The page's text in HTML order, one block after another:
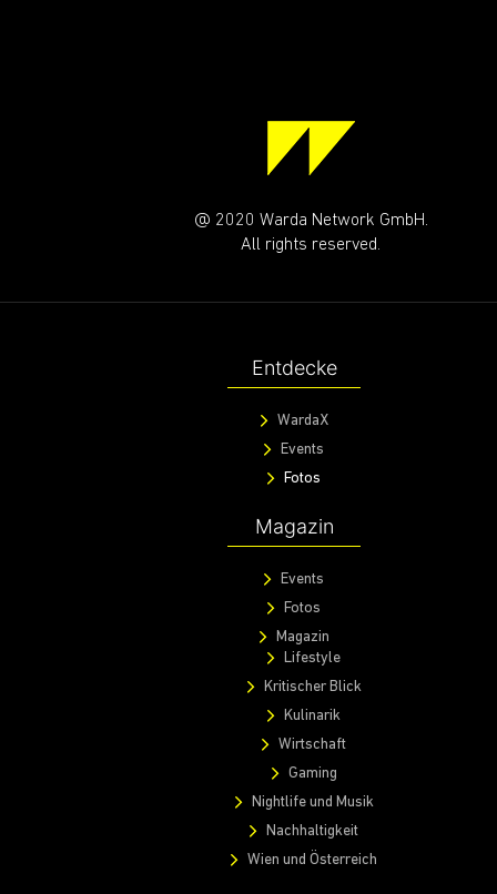
@ 2020 Warda Network GmbH.
All rights reserved.
Entdecke
WardaX
Events
Fotos
Magazin
Events
Fotos
Magazin
Lifestyle
Kritischer Blick
Kulinarik
Wirtschaft
Gaming
Nightlife und Musik
Nachhaltigkeit
Wien und Österreich